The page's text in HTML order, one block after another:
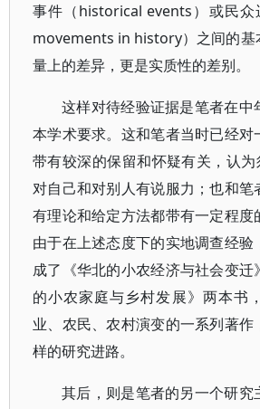
事件（historical events）或民
movements in history）之间的基
量上的差异，更是实质性的差别。
这样对待经验证据是笔者在中
本学术要求。这和笔者当时已经对
带有较深的保留和怀疑有关，认为
对自己和对别人有说服力；也和笔
有理论和给定方法都带有一定程度
由于在上述态度下的实地调查经验
成了《华北的小农经济与社会变迁
的小农家庭与乡村发展》两本书
业、农民、农村演变的一系列著作
样的研究进路。
其后，则是笔者的另一个研究